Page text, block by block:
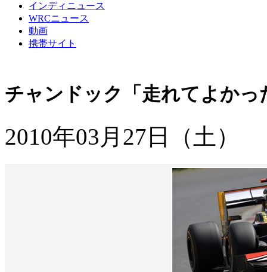
インディニュース
WRCニュース
動画
携帯サイト
チャンドック「走れてよか
2010年03月27日（土）